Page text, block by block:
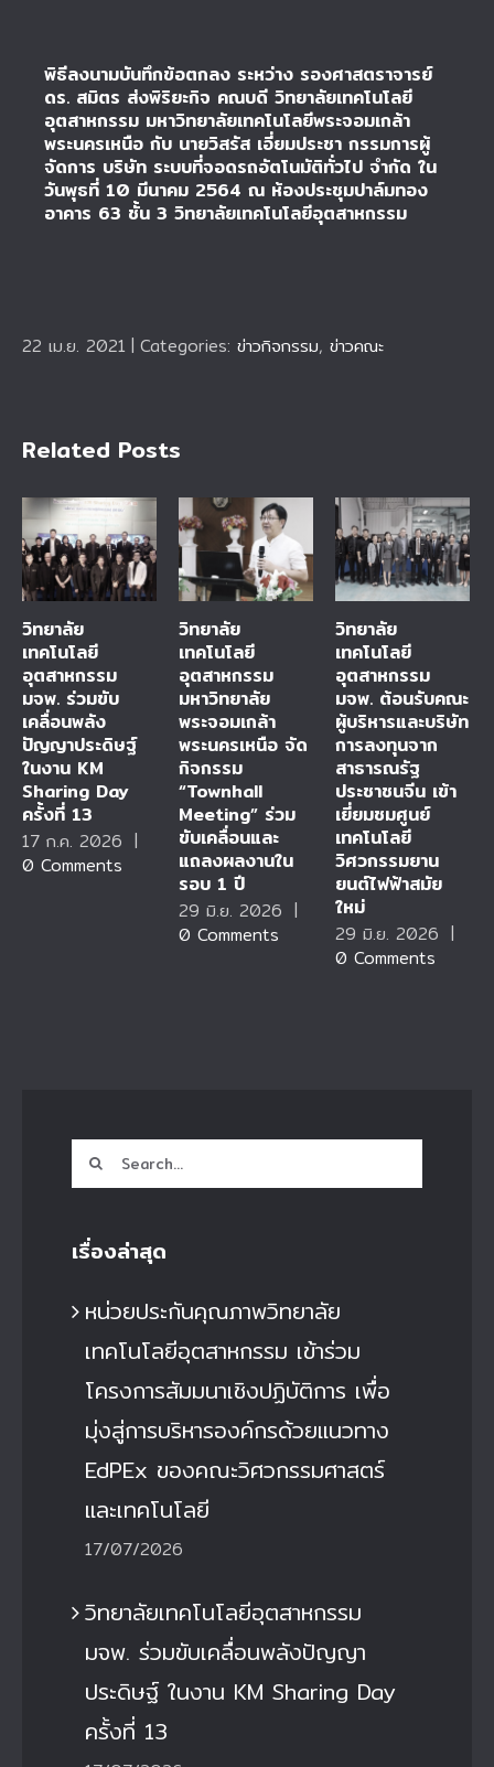
พิธีลงนามบันทึกข้อตกลง ระหว่าง รองศาสตราจารย์
ดร. สมิตร ส่งพิริยะกิจ คณบดี วิทยาลัยเทคโนโลยี
อุตสาหกรรม มหาวิทยาลัยเทคโนโลยีพระจอมเกล้า
พระนครเหนือ กับ นายวิสรัส เอี่ยมประชา กรรมการผู้
จัดการ บริษัท ระบบที่จอดรถอัตโนมัติทั่วไป จำกัด ใน
วันพุธที่ 10 มีนาคม 2564 ณ ห้องประชุมปาล์มทอง
อาคาร 63 ชั้น 3 วิทยาลัยเทคโนโลยีอุตสาหกรรม
22 เม.ย. 2021 | Categories: ข่าวกิจกรรม, ข่าวคณะ
Related Posts
วิทยาลัย
เทคโนโลยี
อุตสาหกรรม
มจพ. ร่วมขับ
เคลื่อนพลัง
ปัญญาประดิษฐ์
ในงาน KM
Sharing Day
ครั้งที่ 13
17 ก.ค. 2026 |
0 Comments
วิทยาลัย
เทคโนโลยี
อุตสาหกรรม
มหาวิทยาลัย
พระจอมเกล้า
พระนครเหนือ จัด
กิจกรรม
“Townhall
Meeting” ร่วม
ขับเคลื่อนและ
แถลงผลงานใน
รอบ 1 ปี
29 มิ.ย. 2026 |
0 Comments
วิทยาลัย
เทคโนโลยี
อุตสาหกรรม
มจพ. ต้อนรับคณะ
ผู้บริหารและบริษัท
การลงทุนจาก
สาธารณรัฐ
ประชาชนจีน เข้า
เยี่ยมชมศูนย์
เทคโนโลยี
วิศวกรรมยาน
ยนต์ไฟฟ้าสมัย
ใหม่
29 มิ.ย. 2026 |
0 Comments
Search
for:
เรื่องล่าสุด
หน่วยประกันคุณภาพวิทยาลัย
เทคโนโลยีอุตสาหกรรม เข้าร่วม
โครงการสัมมนาเชิงปฏิบัติการ เพื่อ
มุ่งสู่การบริหารองค์กรด้วยแนวทาง
EdPEx ของคณะวิศวกรรมศาสตร์
และเทคโนโลยี
17/07/2026
วิทยาลัยเทคโนโลยีอุตสาหกรรม
มจพ. ร่วมขับเคลื่อนพลังปัญญา
ประดิษฐ์ ในงาน KM Sharing Day
ครั้งที่ 13